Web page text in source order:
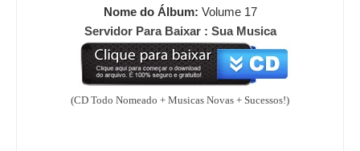
Nome do Álbum: Volume 17
Servidor Para Baixar : Sua Musica
(CD Todo Nomeado + Musicas Novas + Sucessos!)